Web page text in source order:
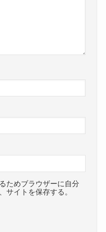
ためブラウザーに自分
サイトを保存する。